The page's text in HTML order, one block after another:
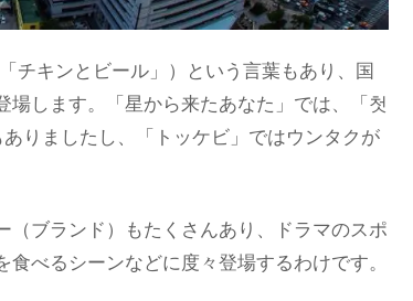
チキンとビール」）
という言葉もあり、国
します。「星から来たあなた」では、
「첫
ありましたし、「トッケビ」ではウンタクが
（ブランド）もたくさんあり、ドラマのスポ
べるシーンなどに度々登場するわけです。